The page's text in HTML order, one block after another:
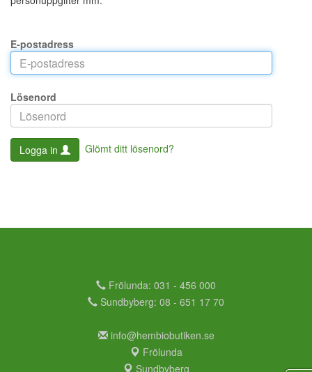
E-postadress
Lösenord
Logga in Glömt ditt lösenord?
Frölunda: 031 - 456 000
Sundbyberg: 08 - 651 17 70
info@hembiobutiken.se
Frölunda
Sundbyberg